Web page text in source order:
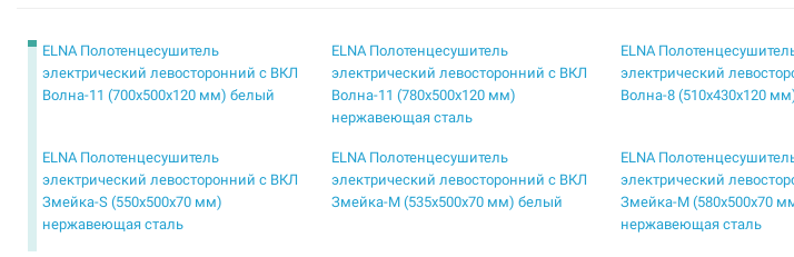
ELNA Полотенцесушитель
электрический левосторонний с ВКЛ
Волна-11 (700х500х120 мм) белый
ELNA Полотенцесушитель
электрический левосторонний с ВКЛ
Волна-11 (780х500х120 мм)
нержавеющая сталь
ELNA
электрический
Волна-8 (510х430х120
ELNA Полотенцесушитель
электрический левосторонний с ВКЛ
Змейка-S (550х500х70 мм)
нержавеющая сталь
ELNA Полотенцесушитель
электрический левосторонний с ВКЛ
Змейка-М (535х500х70 мм) белый
ELNA
электрический
Змейка-М (580х500х70
нержавеющая сталь